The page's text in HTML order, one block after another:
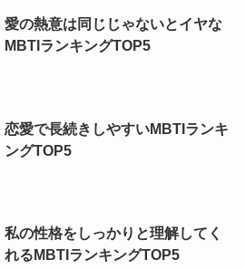
愛の熱意は同じじゃないとイヤな
MBTIランキングTOP5
恋愛で長続きしやすいMBTIランキ
ングTOP5
私の性格をしっかりと理解してく
れるMBTIランキングTOP5